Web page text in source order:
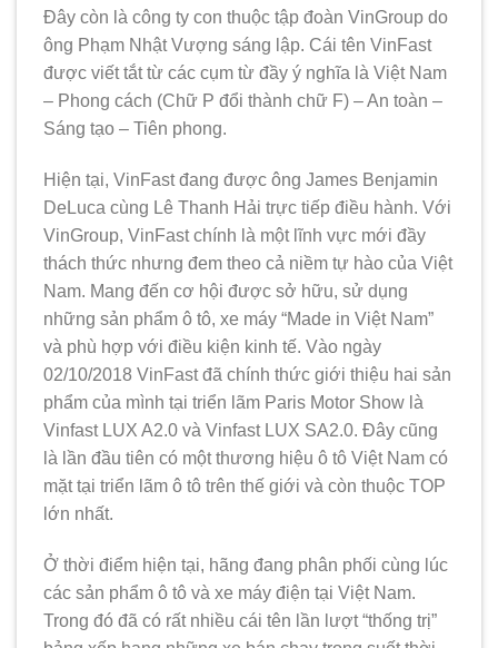
Đây còn là công ty con thuộc tập đoàn VinGroup do
ông Phạm Nhật Vượng sáng lập. Cái tên VinFast
được viết tắt từ các cụm từ đầy ý nghĩa là Việt Nam
– Phong cách (Chữ P đổi thành chữ F) – An toàn –
Sáng tạo – Tiên phong.
Hiện tại, VinFast đang được ông James Benjamin
DeLuca cùng Lê Thanh Hải trực tiếp điều hành. Với
VinGroup, VinFast chính là một lĩnh vực mới đầy
thách thức nhưng đem theo cả niềm tự hào của Việt
Nam. Mang đến cơ hội được sở hữu, sử dụng
những sản phẩm ô tô, xe máy “Made in Việt Nam”
và phù hợp với điều kiện kinh tế. Vào ngày
02/10/2018 VinFast đã chính thức giới thiệu hai sản
phẩm của mình tại triển lãm Paris Motor Show là
Vinfast LUX A2.0 và Vinfast LUX SA2.0. Đây cũng
là lần đầu tiên có một thương hiệu ô tô Việt Nam có
mặt tại triển lãm ô tô trên thế giới và còn thuộc TOP
lớn nhất.
Ở thời điểm hiện tại, hãng đang phân phối cùng lúc
các sản phẩm ô tô và xe máy điện tại Việt Nam.
Trong đó đã có rất nhiều cái tên lần lượt “thống trị”